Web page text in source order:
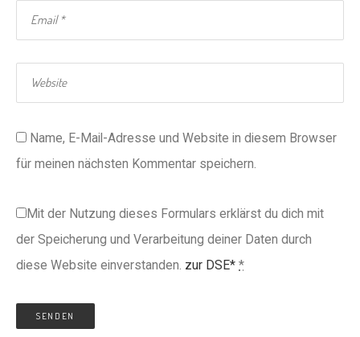
Name, E-Mail-Adresse und Website in diesem Browser
für meinen nächsten Kommentar speichern.
Mit der Nutzung dieses Formulars erklärst du dich mit
der Speicherung und Verarbeitung deiner Daten durch
diese Website einverstanden. zur DSE* *